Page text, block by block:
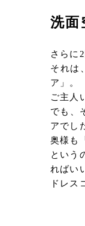
洗面
さらに
それは
ア」。
ご主人
でも、
アでし
奥様も
という
ればい
ドレス